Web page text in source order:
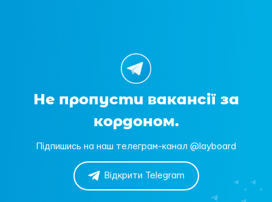
Не пропусти вакансії за
кордоном.
Підпишись на наш телеграм-канал @layboard
Відкрити Telegram